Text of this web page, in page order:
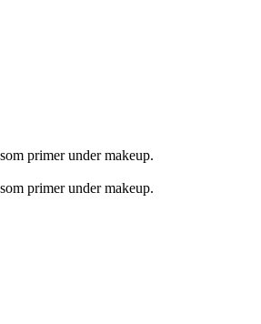
primer under makeup.
primer under makeup.